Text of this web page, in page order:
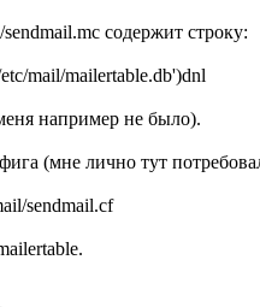
содержит строку:
mail/mailertable.db')dnl
например не было).
(мне лично тут
sendmail.cf